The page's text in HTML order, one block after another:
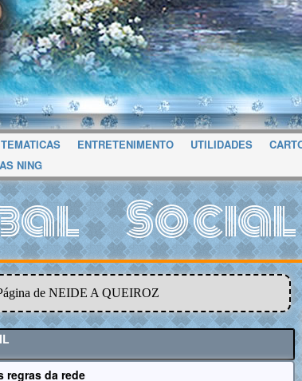
ENTRETENIMENTO UTILIDADES
NING
Social
de NEIDE A QUEIROZ
regras da rede